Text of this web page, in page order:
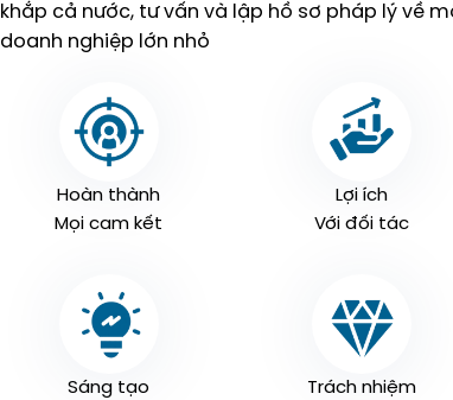
khắp cả nước, tư vấn và lập hồ sơ pháp lý về
doanh nghiệp lớn nhỏ
Hoàn thành
Mọi cam kết
Lợi ích
Với đối tác
Sáng tạo
Trách nhiệm